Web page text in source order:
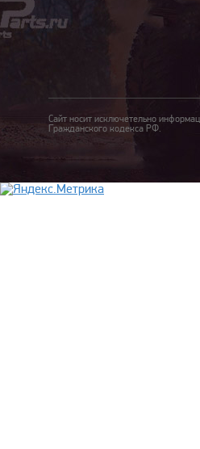
Сайт носит исключетельно
Гражданского кодекса РФ.